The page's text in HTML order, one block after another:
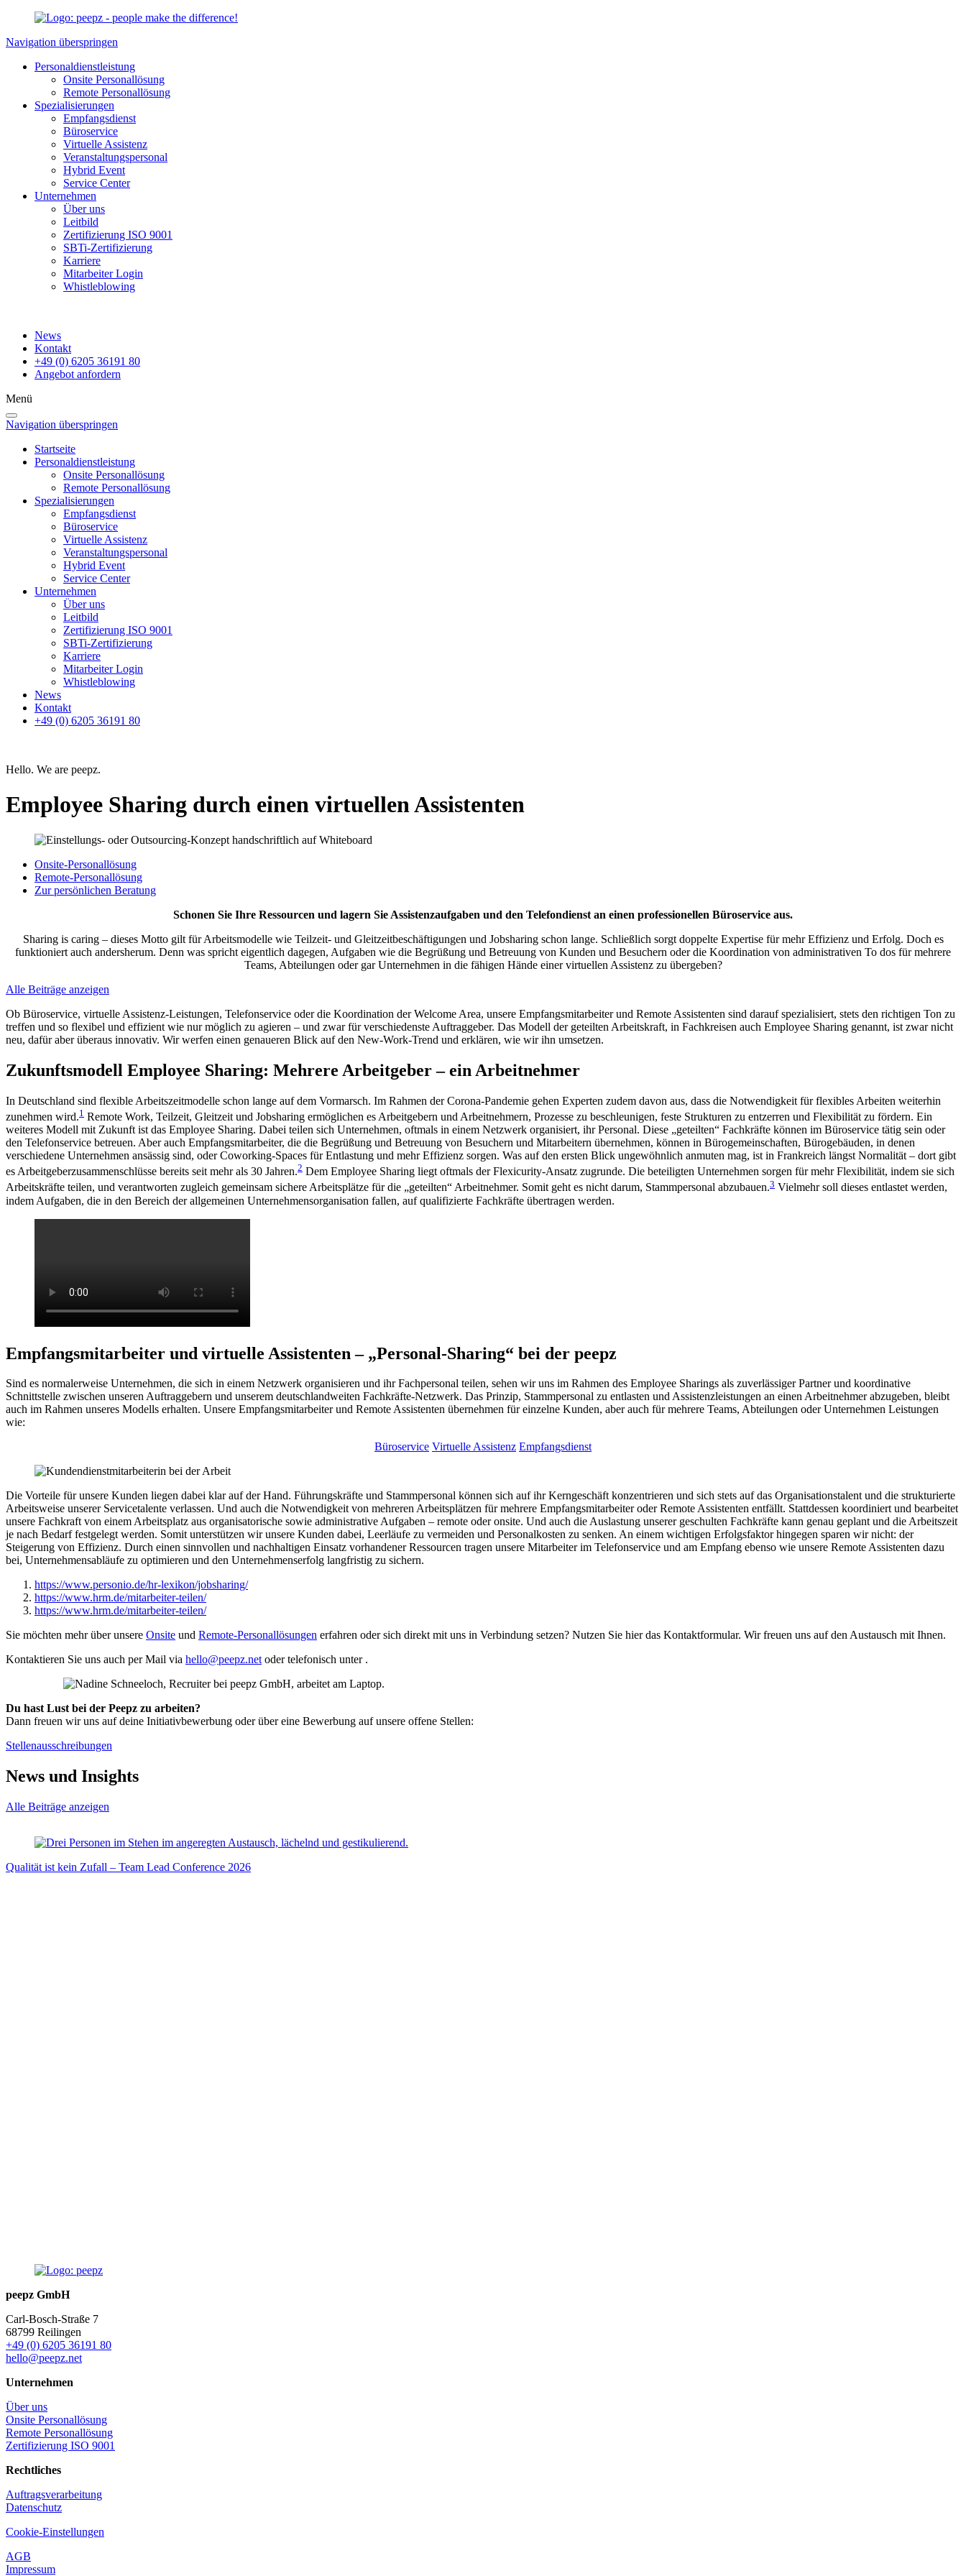
Navigation überspringen
Personaldienstleistung
Onsite Personallösung
Remote Personallösung
Spezialisierungen
Empfangsdienst
Büroservice
Virtuelle Assistenz
Veranstaltungspersonal
Hybrid Event
Service Center
Unternehmen
Über uns
Leitbild
Zertifizierung ISO 9001
SBTi-Zertifizierung
Karriere
Mitarbeiter Login
Whistleblowing
News
Kontakt
+49 (0) 6205 36191 80
Angebot anfordern
Menü
Navigation überspringen
Startseite
Personaldienstleistung
Onsite Personallösung
Remote Personallösung
Spezialisierungen
Empfangsdienst
Büroservice
Virtuelle Assistenz
Veranstaltungspersonal
Hybrid Event
Service Center
Unternehmen
Über uns
Leitbild
Zertifizierung ISO 9001
SBTi-Zertifizierung
Karriere
Mitarbeiter Login
Whistleblowing
News
Kontakt
+49 (0) 6205 36191 80
Hello. We are peepz.
Employee Sharing durch einen virtuellen Assistenten
Onsite-Personallösung
Remote-Personallösung
Zur persönlichen Beratung
Schonen Sie Ihre Ressourcen und lagern Sie Assistenzaufgaben und den Telefondienst an einen professionellen Büroservice aus.
Sharing is caring – dieses Motto gilt für Arbeitsmodelle wie Teilzeit- und Gleitzeitbeschäftigungen und Jobsharing schon lange. Schließlich sorgt doppelte Expertise für mehr Effizienz und Erfolg. Doch es
funktioniert auch andersherum. Denn was spricht eigentlich dagegen, Aufgaben wie die Begrüßung und Betreuung von Kunden und Besuchern oder die Koordination von administrativen To dos für mehrere
Teams, Abteilungen oder gar Unternehmen in die fähigen Hände einer virtuellen Assistenz zu übergeben?
Alle Beiträge anzeigen
Ob Büroservice, virtuelle Assistenz-Leistungen, Telefonservice oder die Koordination der Welcome Area, unsere Empfangsmitarbeiter und Remote Assistenten sind darauf spezialisiert, stets den richtigen Ton zu
treffen und so flexibel und effizient wie nur möglich zu agieren – und zwar für verschiedenste Auftraggeber. Das Modell der geteilten Arbeitskraft, in Fachkreisen auch Employee Sharing genannt, ist zwar nicht
neu, dafür aber überaus innovativ. Wir werfen einen genaueren Blick auf den New-Work-Trend und erklären, wie wir ihn umsetzen.
Zukunftsmodell Employee Sharing: Mehrere Arbeitgeber – ein Arbeitnehmer
In Deutschland sind flexible Arbeitszeitmodelle schon lange auf dem Vormarsch. Im Rahmen der Corona-Pandemie gehen Experten zudem davon aus, dass die Notwendigkeit für flexibles Arbeiten weiterhin
zunehmen wird.1 Remote Work, Teilzeit, Gleitzeit und Jobsharing ermöglichen es Arbeitgebern und Arbeitnehmern, Prozesse zu beschleunigen, feste Strukturen zu entzerren und Flexibilität zu fördern. Ein
weiteres Modell mit Zukunft ist das Employee Sharing. Dabei teilen sich Unternehmen, oftmals in einem Netzwerk organisiert, ihr Personal. Diese „geteilten“ Fachkräfte können im Büroservice tätig sein oder
den Telefonservice betreuen. Aber auch Empfangsmitarbeiter, die die Begrüßung und Betreuung von Besuchern und Mitarbeitern übernehmen, können in Bürogemeinschaften, Bürogebäuden, in denen
verschiedene Unternehmen ansässig sind, oder Coworking-Spaces für Entlastung und mehr Effizienz sorgen. Was auf den ersten Blick ungewöhnlich anmuten mag, ist in Frankreich längst Normalität – dort gibt
es Arbeitgeberzusammenschlüsse bereits seit mehr als 30 Jahren.2 Dem Employee Sharing liegt oftmals der Flexicurity-Ansatz zugrunde. Die beteiligten Unternehmen sorgen für mehr Flexibilität, indem sie sich
Arbeitskräfte teilen, und verantworten zugleich gemeinsam sichere Arbeitsplätze für die „geteilten“ Arbeitnehmer. Somit geht es nicht darum, Stammpersonal abzubauen.3 Vielmehr soll dieses entlastet werden,
indem Aufgaben, die in den Bereich der allgemeinen Unternehmensorganisation fallen, auf qualifizierte Fachkräfte übertragen werden.
Empfangsmitarbeiter und virtuelle Assistenten – „Personal-Sharing“ bei der peepz
Sind es normalerweise Unternehmen, die sich in einem Netzwerk organisieren und ihr Fachpersonal teilen, sehen wir uns im Rahmen des Employee Sharings als zuverlässiger Partner und koordinative
Schnittstelle zwischen unseren Auftraggebern und unserem deutschlandweiten Fachkräfte-Netzwerk. Das Prinzip, Stammpersonal zu entlasten und Assistenzleistungen an einen Arbeitnehmer abzugeben, bleibt
auch im Rahmen unseres Modells erhalten. Unsere Empfangsmitarbeiter und Remote Assistenten übernehmen für einzelne Kunden, aber auch für mehrere Teams, Abteilungen oder Unternehmen Leistungen
wie:
Büroservice Virtuelle Assistenz Empfangsdienst
Die Vorteile für unsere Kunden liegen dabei klar auf der Hand. Führungskräfte und Stammpersonal können sich auf ihr Kerngeschäft konzentrieren und sich stets auf das Organisationstalent und die strukturierte
Arbeitsweise unserer Servicetalente verlassen. Und auch die Notwendigkeit von mehreren Arbeitsplätzen für mehrere Empfangsmitarbeiter oder Remote Assistenten entfällt. Stattdessen koordiniert und bearbeitet
unsere Fachkraft von einem Arbeitsplatz aus organisatorische sowie administrative Aufgaben – remote oder onsite. Und auch die Auslastung unserer geschulten Fachkräfte kann genau geplant und die Arbeitszeit
je nach Bedarf festgelegt werden. Somit unterstützen wir unsere Kunden dabei, Leerläufe zu vermeiden und Personalkosten zu senken. An einem wichtigen Erfolgsfaktor hingegen sparen wir nicht: der
Steigerung von Effizienz. Durch einen sinnvollen und nachhaltigen Einsatz vorhandener Ressourcen tragen unsere Mitarbeiter im Telefonservice und am Empfang ebenso wie unsere Remote Assistenten dazu
bei, Unternehmensabläufe zu optimieren und den Unternehmenserfolg langfristig zu sichern.
https://www.personio.de/hr-lexikon/jobsharing/
https://www.hrm.de/mitarbeiter-teilen/
https://www.hrm.de/mitarbeiter-teilen/
Sie möchten mehr über unsere Onsite und Remote-Personallösungen erfahren oder sich direkt mit uns in Verbindung setzen? Nutzen Sie hier das Kontaktformular. Wir freuen uns auf den Austausch mit Ihnen.
Kontaktieren Sie uns auch per Mail via hello@peepz.netoder telefonisch unter .
Du hast Lust bei der Peepz zu arbeiten?
Dann freuen wir uns auf deine Initiativbewerbung oder über eine Bewerbung auf unsere offene Stellen:
Stellenausschreibungen
News und Insights
Alle Beiträge anzeigen
Qualität ist kein Zufall – Team Lead Conference 2026
peepz GmbH
Carl-Bosch-Straße 7
68799 Reilingen
+49 (0) 6205 36191 80
hello@peepz.net
Unternehmen
Über uns
Onsite Personallösung
Remote Personallösung
Zertifizierung ISO 9001
Rechtliches
Auftragsverarbeitung
Datenschutz
Cookie-Einstellungen
AGB
Impressum